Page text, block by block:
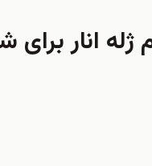
ژله انار